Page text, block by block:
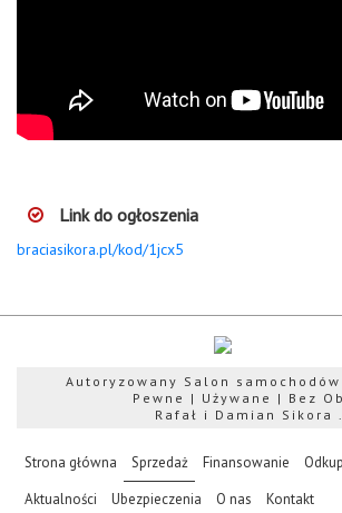
Link do ogłoszenia
braciasikora.pl/kod/1jcx5
Autoryzowany Salon samochodów
Pewne | Używane | Bez
Rafał i Damian Sikora .
Strona główna(current)
Sprzedaż Finansowanie Odkup
Aktualności
Ubezpieczenia O nas Kontakt